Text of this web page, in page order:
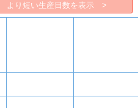
より短い生産日数を表示 >